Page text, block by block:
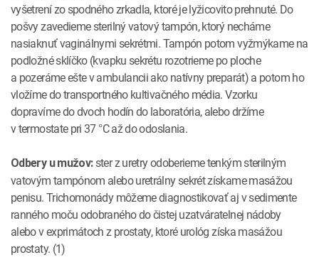
vyšetrení zo spodného zrkadla, ktoré je lyžicovito prehnuté. Do
pošvy zavedieme sterilný vatový tampón, ktorý necháme
nasiaknuť vaginálnymi sekrétmi. Tampón potom vyžmýkame na
podložné sklíčko (kvapku sekrétu rozotrieme po ploche
a pozeráme ešte v ambulancii ako natívny preparát) a potom ho
vložíme do transportného kultivačného média. Vzorku
dopravíme do dvoch hodín do laboratória, alebo držíme
v termostate pri 37 °C až do odoslania.
Odbery u mužov:ster z uretry odoberieme tenkým sterilným
vatovým tampónom alebo uretrálny sekrét získame masážou
penisu. Trichomonády môžeme diagnostikovať aj v sedimente
ranného moču odobraného do čistej uzatváratelnej nádoby
alebo v exprimátoch z prostaty, ktoré urológ získa masážou
prostaty. (1)